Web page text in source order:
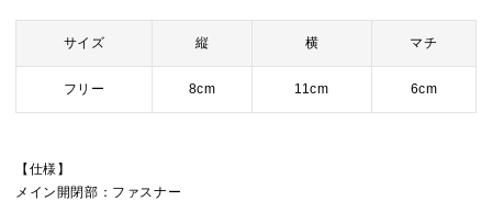
サイズ 縦 横 マチ
フリー 8cm 11cm 6cm
【仕様】
メイン開閉部：ファスナー